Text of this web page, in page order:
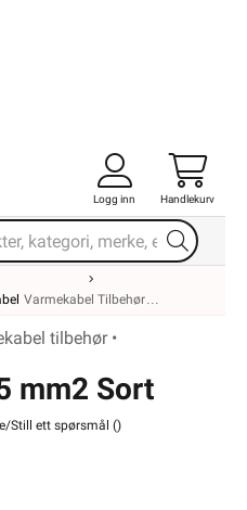
Logg inn Handlekurv
Varmekabel Tilbehør
tilbehør •
mm2 Sort
Still ett spørsmål ()